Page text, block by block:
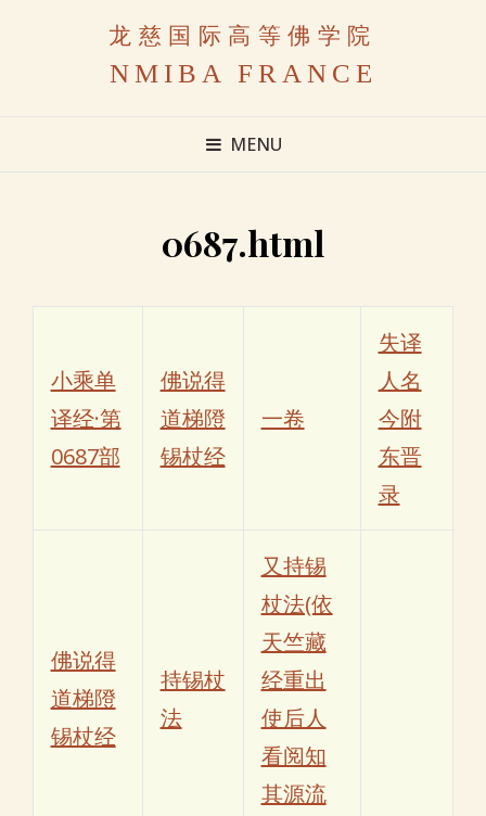
龙慈国际高等佛学院
NMIBA FRANCE
MENU
0687.html
小乘单
译经·第
0687部
佛说得
道梯隥
锡杖经
一卷
失译
人名
今附
东晋
录
佛说得
道梯隥
锡杖经
持锡杖
法
又持锡
杖法(依
天竺藏
经重出
使后人
看阅知
其源流